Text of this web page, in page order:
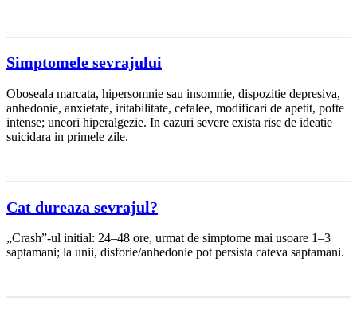
Simptomele sevrajului
Oboseala marcata, hipersomnie sau insomnie, dispozitie depresiva,
anhedonie, anxietate, iritabilitate, cefalee, modificari de apetit, pofte
intense; uneori hiperalgezie. In cazuri severe exista risc de ideatie
suicidara in primele zile.
Cat dureaza sevrajul?
„Crash”-ul initial: 24–48 ore, urmat de simptome mai usoare 1–3
saptamani; la unii, disforie/anhedonie pot persista cateva saptamani.